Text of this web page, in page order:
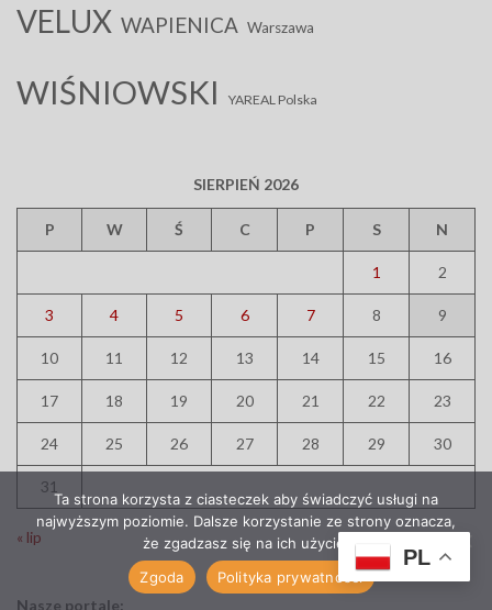
VELUX WAPIENICA Warszawa
WIŚNIOWSKI YAREAL Polska
SIERPIEŃ 2026
P W Ś C P S N
1 2
3 4 5 6 7 8 9
10 11 12 13 14 15 16
17 18 19 20 21 22 23
24 25 26 27 28 29 30
31
« lip
Nasze portale:
PL
Ta strona korzysta z ciasteczek aby świadczyć usługi na
najwyższym poziomie. Dalsze korzystanie ze strony oznacza,
że zgadzasz się na ich użycie.
Zgoda
Polityka prywatności